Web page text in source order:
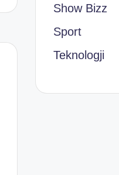
Show Bizz
Sport
Teknologji